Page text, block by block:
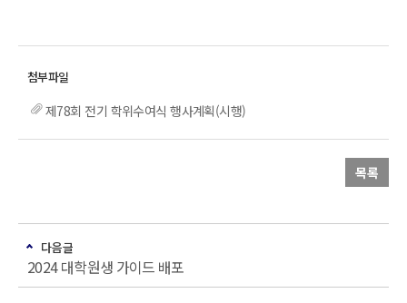
제78회 전기 학위수여식 행사계획(시행)
목록
다음글
2024 대학원생 가이드 배포